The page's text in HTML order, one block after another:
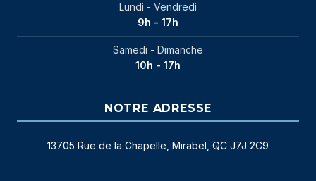
Lundi - Vendredi
9h - 17h
Samedi - Dimanche
10h - 17h
NOTRE ADRESSE
13705 Rue de la Chapelle, Mirabel, QC J7J 2C9